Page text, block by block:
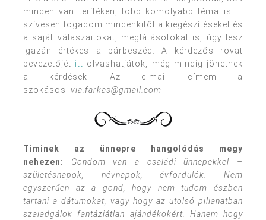
minden van terítéken, több komolyabb téma is —
szívesen fogadom mindenkitől a kiegészítéseket és
a saját válaszaitokat, meglátásotokat is, úgy lesz
igazán értékes a párbeszéd. A kérdezős rovat
bevezetőjét itt olvashatjátok, még mindig jöhetnek
a kérdések! Az e-mail címem a
szokásos: via.farkas@gmail.com
Timinek az ünnepre hangolódás megy
nehezen: Gondom van a családi ünnepekkel –
születésnapok, névnapok, évfordulók. Nem
egyszerűen az a gond, hogy nem tudom észben
tartani a dátumokat, vagy hogy az utolsó pillanatban
szaladgálok fantáziátlan ajándékokért. Hanem hogy